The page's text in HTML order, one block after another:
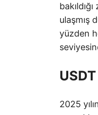
ulaşmış
yüzden
2025